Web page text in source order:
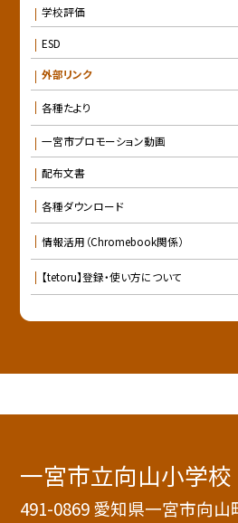
学校評価
ESD
外部リンク
各種たより
一宮市プロモーション動画
配布文書
各種ダウンロード
情報活用（Chromebook関係）
【tetoru】登録・使い方について
一宮市立向山小学校
491-0869 愛知県一宮市向山